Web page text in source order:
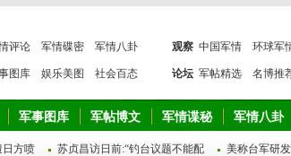
评论 军情碟密 军情八卦
图库 娱乐美图 社会百态
观察 中国军情 环球军
论坛 军帖精选 名博推
军事图库 军帖博文 军情谍秘 军情八卦
日方喷 苏贞昌访日前:“钓台议题不能配 美称台军研